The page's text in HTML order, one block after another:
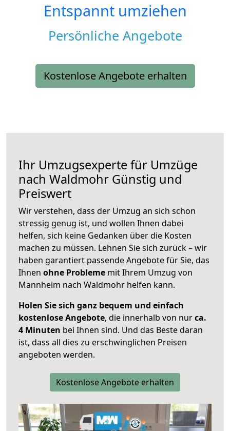
Entspannt umziehen
Persönliche Angebote
Kostenlose Angebote erhalten
Ihr Umzugsexperte für Umzüge
nach Waldmohr Günstig und
Preiswert
Wir verstehen, dass der Umzug an sich schon
stressig genug ist, und wollen Ihnen dabei
helfen, sich keine Gedanken über die Kosten
machen zu müssen. Lehnen Sie sich zurück – wir
haben garantiert passende Angebote für Sie, das
Ihnen ohne Probleme mit Ihrem Umzug von
Mannheim nach Waldmohr helfen kann.
Holen Sie sich ganz bequem und einfach
kostenlose Angebote, die innerhalb von nurca.
4 Minuten bei Ihnen sind. Und das Beste daran
ist, dass all dies zu erschwinglichen Preisen
angeboten werden.
Kostenlose Angebote erhalten